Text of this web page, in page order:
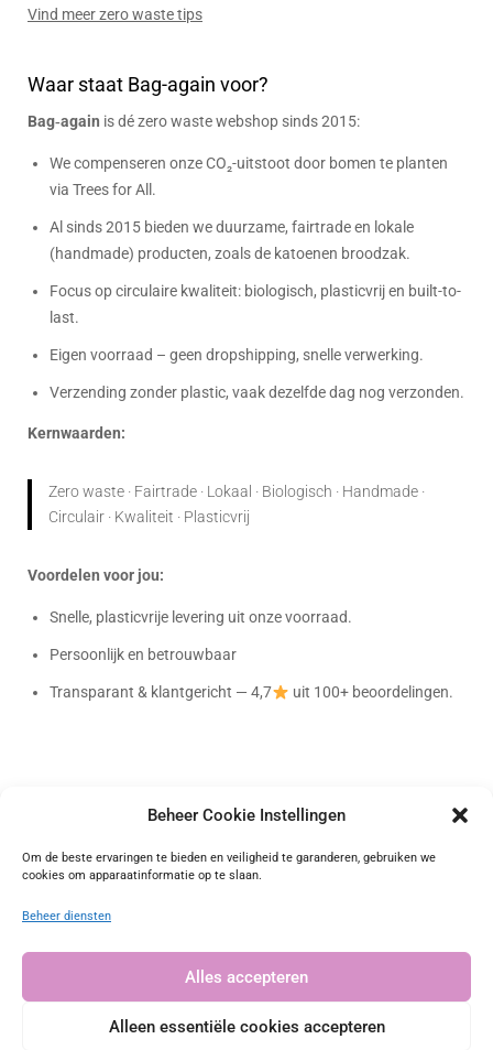
Beheer Cookie Instellingen
Om de beste ervaringen te bieden en veiligheid te garanderen, gebruiken we
cookies om apparaatinformatie op te slaan.
Beheer diensten
Alles accepteren
Alleen essentiële cookies accepteren
Vind meer zero waste tips
Waar staat Bag-again voor?
Bag‑again is dé zero waste webshop sinds 2015:
We compenseren onze CO₂-uitstoot door bomen te planten
via Trees for All.
Al sinds 2015 bieden we duurzame, fairtrade en lokale
(handmade) producten, zoals de katoenen broodzak.
Focus op circulaire kwaliteit: biologisch, plasticvrij en built-to-
last.
Eigen voorraad – geen dropshipping, snelle verwerking.
Verzending zonder plastic, vaak dezelfde dag nog verzonden.
Kernwaarden:
Zero waste · Fairtrade · Lokaal · Biologisch · Handmade ·
Circulair · Kwaliteit · Plasticvrij
Voordelen voor jou:
Snelle, plasticvrije levering uit onze voorraad.
Persoonlijk en betrouwbaar
Transparant & klantgericht — 4,7 uit 100+ beoordelingen.
Bag-again
4.72 waardering